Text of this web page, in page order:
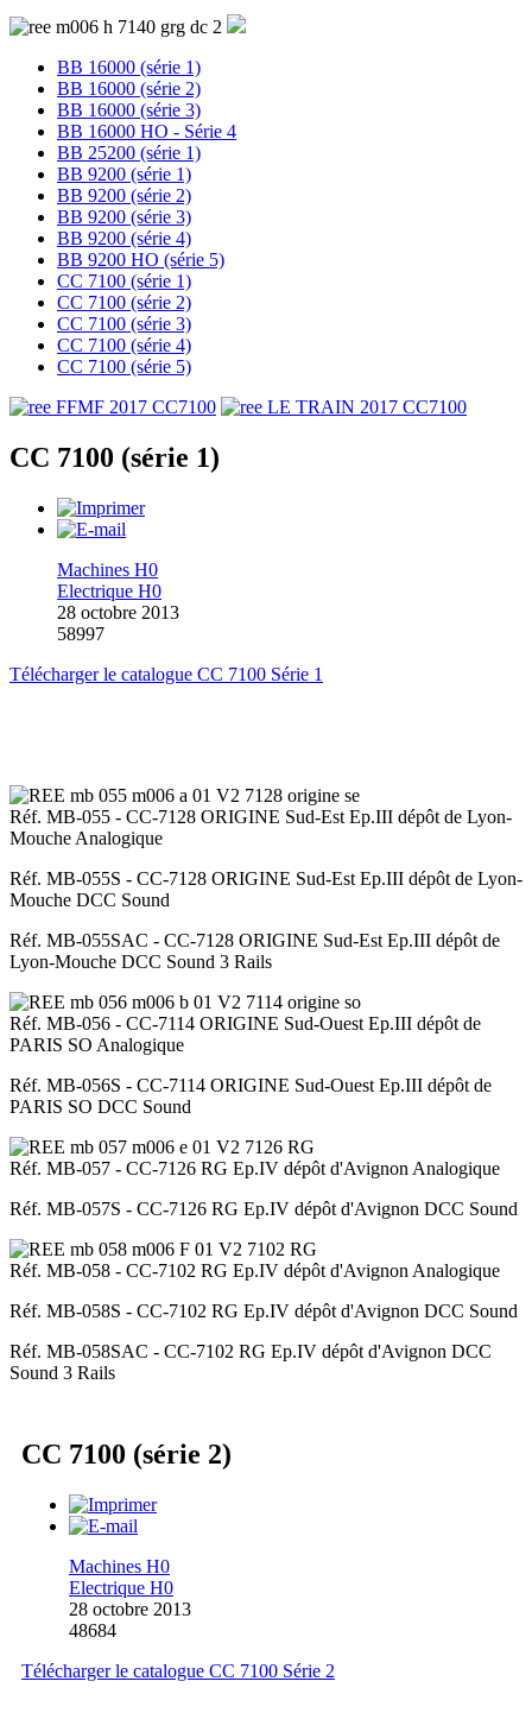
BB 16000 (série 1)
BB 16000 (série 2)
BB 16000 (série 3)
BB 16000 HO - Série 4
BB 25200 (série 1)
BB 9200 (série 1)
BB 9200 (série 2)
BB 9200 (série 3)
BB 9200 (série 4)
BB 9200 HO (série 5)
CC 7100 (série 1)
CC 7100 (série 2)
CC 7100 (série 3)
CC 7100 (série 4)
CC 7100 (série 5)
CC 7100 (série 1)
Machines H0
Electrique H0
28 octobre 2013
58997
Télécharger le catalogue CC 7100 Série 1
Réf. MB-055 - CC-7128 ORIGINE Sud-Est Ep.III dépôt de Lyon-
Mouche Analogique
Réf. MB-055S - CC-7128 ORIGINE Sud-Est Ep.III dépôt de Lyon-
Mouche DCC Sound
Réf. MB-055SAC - CC-7128 ORIGINE Sud-Est Ep.III dépôt de
Lyon-Mouche DCC Sound 3 Rails
Réf. MB-056 - CC-7114 ORIGINE Sud-Ouest Ep.III dépôt de
PARIS SO Analogique
Réf. MB-056S - CC-7114 ORIGINE Sud-Ouest Ep.III dépôt de
PARIS SO DCC Sound
Réf. MB-057 - CC-7126 RG Ep.IV dépôt d'Avignon Analogique
Réf. MB-057S - CC-7126 RG Ep.IV dépôt d'Avignon DCC Sound
Réf. MB-058 - CC-7102 RG Ep.IV dépôt d'Avignon Analogique
Réf. MB-058S - CC-7102 RG Ep.IV dépôt d'Avignon DCC Sound
Réf. MB-058SAC - CC-7102 RG Ep.IV dépôt d'Avignon DCC
Sound 3 Rails
CC 7100 (série 2)
Machines H0
Electrique H0
28 octobre 2013
48684
Télécharger le catalogue CC 7100 Série 2